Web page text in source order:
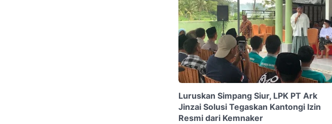
Luruskan Simpang Siur, LPK PT Ark
Jinzai Solusi Tegaskan Kantongi Izin
Resmi dari Kemnaker